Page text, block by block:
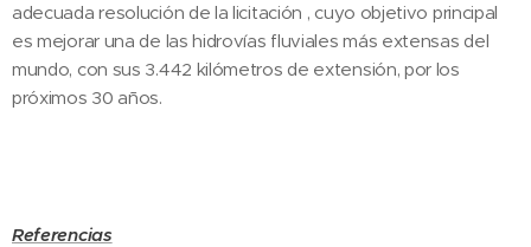
adecuada resolución de la licitación , cuyo objetivo principal
es mejorar una de las hidrovías fluviales más extensas del
mundo, con sus 3.442 kilómetros de extensión, por los
próximos 30 años.
Referencias